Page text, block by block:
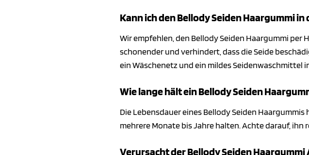
Kann ich den Bellody Seiden Haargummi
Wir empfehlen, den Bellody Seiden Haargummi per
schonender und verhindert, dass die Seide
ein Wäschenetz und ein mildes Seidenwaschmittel
Wie lange hält ein Bellody Seiden
Die Lebensdauer eines Bellody Seiden
mehrere Monate bis Jahre halten. Achte darauf,
Verursacht der Bellody Seiden Haargummi